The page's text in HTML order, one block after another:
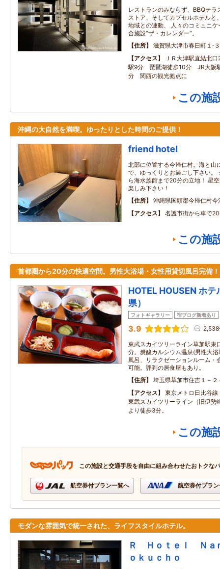
レストランのみならず、BBQテ
ストア、そしてカプセルホテルと
地域との連動、 人々のコミュニ
合施設“ザ・カレンダー”。
住所
滋賀県大津市春日町１‐
アクセス
ＪＲ大津駅直結北
駅9分 琵琶湖徒歩10分 JR大阪
分 関西の観光拠点に
この施
沖縄の大自然を満喫。ゆったりとした時間のご提供！
friend hotel
北部に位置する今帰仁村。海と山
で、ゆっくりとお過ごし下さい。
ら海水族館まで20分の立地！ 星
楽しみ下さい！
住所
沖縄県国頭郡今帰仁村今
アクセス
名護市街から車で
この施
首都圏から20分の快適空間。男性大浴場・女性用貸切風呂完備！
HOTEL HOUSEN ホ
県）
フォトギャラリー 宿ブログ新着あり
3.9
東武スカイツリーライン草加駅
分。炭酸カルシウム温泉(男性大
風呂、リラクゼーションルーム・
可能。評判の居食屋もあり。
住所
埼玉県草加市住吉１－２
アクセス
東京メトロ日比谷
東武スカイツリーライン（旧伊勢
より徒歩3分。
この施
この施設と交通手段を自由に組み合わせたおトクな
航空券付プラン一覧へ 航空券付プラ
モダンな雰囲気で統一された、ライフスタイルホテル。
Ｒ Ｈｏｔｅｌ Ｎａ
ｏｋｕｃｈｏ